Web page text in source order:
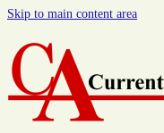
Skip to main content area